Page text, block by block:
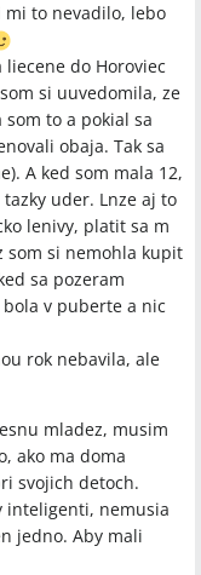
mi to nevadilo, lebo
do Horoviec
si uuvedomila, ze
to a pokial sa
obaja. Tak sa
A ked som mala 12,
uder. Lnze aj to
lenivy, platit sa m
som si nemohla kupit
sa pozeram
v puberte a nic
rok nebavila, ale
mladez, musim
ako ma doma
svojich detoch.
inteligenti, nemusia
jedno. Aby mali